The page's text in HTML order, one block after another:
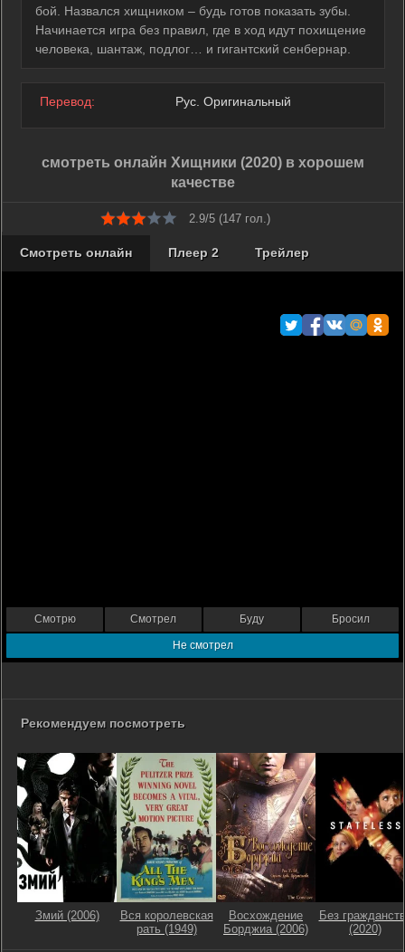
бой. Назвался хищником – будь готов показать зубы.
Начинается игра без правил, где в ход идут похищение
человека, шантаж, подлог… и гигантский сенбернар.
Перевод: Рус. Оригинальный
смотреть онлайн Хищники (2020) в хорошем
качестве
2.9/5 (147гол.)
Смотреть онлайн Плеер 2 Трейлер
Смотрю Смотрел Буду Бросил
Не смотрел
Рекомендуем посмотреть
Змий (2006)
Вся королевская
рать (1949)
Восхождение
Борджиа (2006)
Без
(2020)